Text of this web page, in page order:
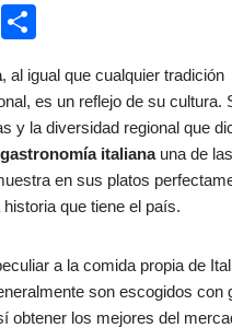
W
m
p
ar
tir
, al igual que cualquier tradición
es un reflejo de su cultura.
y la diversidad regional que
gastronomía italianauna de
en sus platos
que tiene el país.
a la comida propia de
son escogidos con
obtener los mejores del